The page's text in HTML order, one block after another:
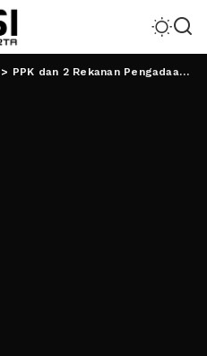
> PPK dan 2 Rekanan Pengadaan Kontainer Sampah DLH Balam Ditersangkakan